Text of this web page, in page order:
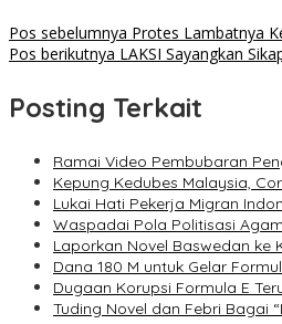
Pos sebelumnya Protes Lambatnya
Pos berikutnya LAKSI Sayangkan
Posting Terkait
Ramai Video Pembubaran
Kepung Kedubes Malaysia,
Lukai Hati Pekerja Migran
Waspadai Pola Politisasi
Laporkan Novel Baswedan ke
Dana 180 M untuk Gelar
Dugaan Korupsi Formula E
Tuding Novel dan Febri Bagai